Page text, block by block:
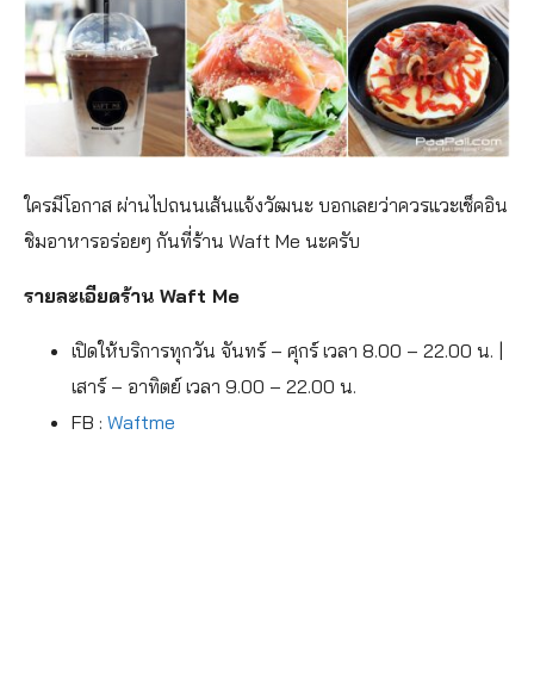
ใครมีโอกาส ผ่านไปถนนเส้นแจ้งวัฒนะ บอกเลยว่าควรแวะเช็คอิน
ชิมอาหารอร่อยๆ กันที่ร้าน Waft Me นะครับ
รายละเอียดร้าน Waft Me
เปิดให้บริการทุกวัน จันทร์ – ศุกร์ เวลา 8.00 – 22.00 น. |
เสาร์ – อาทิตย์ เวลา 9.00 – 22.00 น.
FB : Waftme